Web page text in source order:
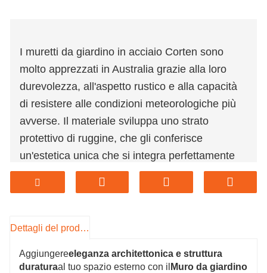
I muretti da giardino in acciaio Corten sono
molto apprezzati in Australia grazie alla loro
durevolezza, all'aspetto rustico e alla capacità
di resistere alle condizioni meteorologiche più
avverse. Il materiale sviluppa uno strato
protettivo di ruggine, che gli conferisce
un'estetica unica che si integra perfettamente
con il paesaggio australiano. Inoltre, la sua
bassa manutenzione lo rende ideale per l'uso
muretti da giardino in un Paese noto per il suo
Dettagli del prodotto
Aggiungereeleganza architettonica e struttura
duraturaal tuo spazio esterno con il Muro da giardino